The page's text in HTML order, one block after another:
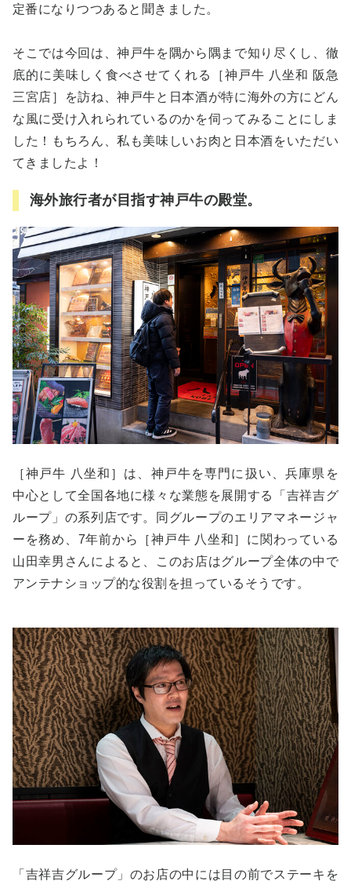
定番になりつつあると聞きました。
そこでは今回は、神戸牛を隅から隅まで知り尽くし、徹
底的に美味しく食べさせてくれる［神戸牛 八坐和 阪急
三宮店］を訪ね、神戸牛と日本酒が特に海外の方にどん
な風に受け入れられているのかを伺ってみることにしま
した！もちろん、私も美味しいお肉と日本酒をいただい
てきましたよ！
海外旅行者が目指す神戸牛の殿堂。
［神戸牛 八坐和］は、神戸牛を専門に扱い、兵庫県を
中心として全国各地に様々な業態を展開する「吉祥吉グ
ループ」の系列店です。同グループのエリアマネージャ
ーを務め、7年前から［神戸牛 八坐和］に関わっている
山田幸男さんによると、このお店はグループ全体の中で
アンテナショップ的な役割を担っているそうです。
「吉祥吉グループ」のお店の中には目の前でステーキを